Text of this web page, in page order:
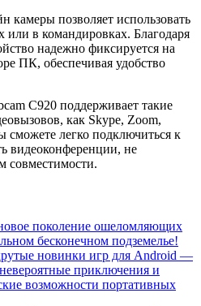
камеры позволяет использовать
или в командировках. Благодаря
надежно фиксируется на
ПК, обеспечивая удобство
C920 поддерживает такие
как Skype, Zoom,
сможете легко подключиться к
видеоконференции, не
совместимости.
поколение ошеломляющих
бесконечном подземелье!
новинки игр для Android —
приключения и
возможности портативных